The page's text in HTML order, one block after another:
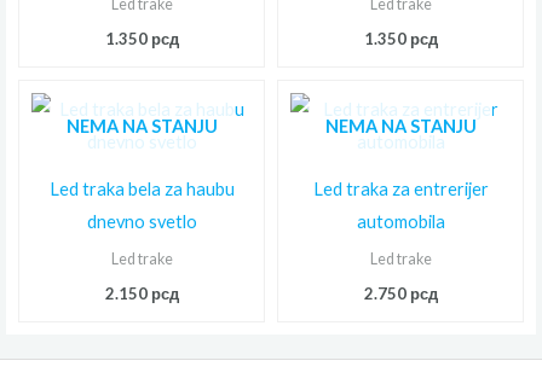
Led trake
1.350 рсд
Led trake
1.350 рсд
NEMA NA STANJU
Led traka bela za haubu
dnevno svetlo
Led trake
2.150 рсд
NEMA NA STANJU
Led traka za entrerijer
automobila
Led trake
2.750 рсд